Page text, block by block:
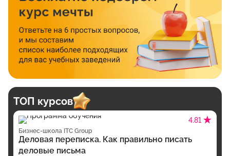
ТОП курсов
4.81
Бизнес-школа ITC Group
Деловая переписка. Как правильно писать
деловые письма